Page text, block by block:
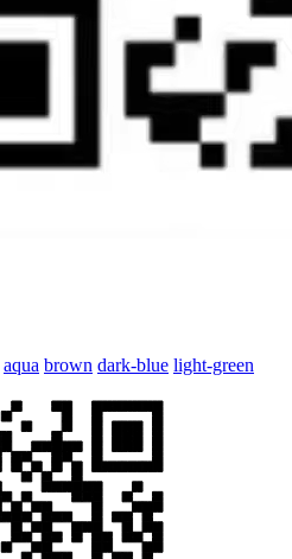
aqua brown dark-blue light-green